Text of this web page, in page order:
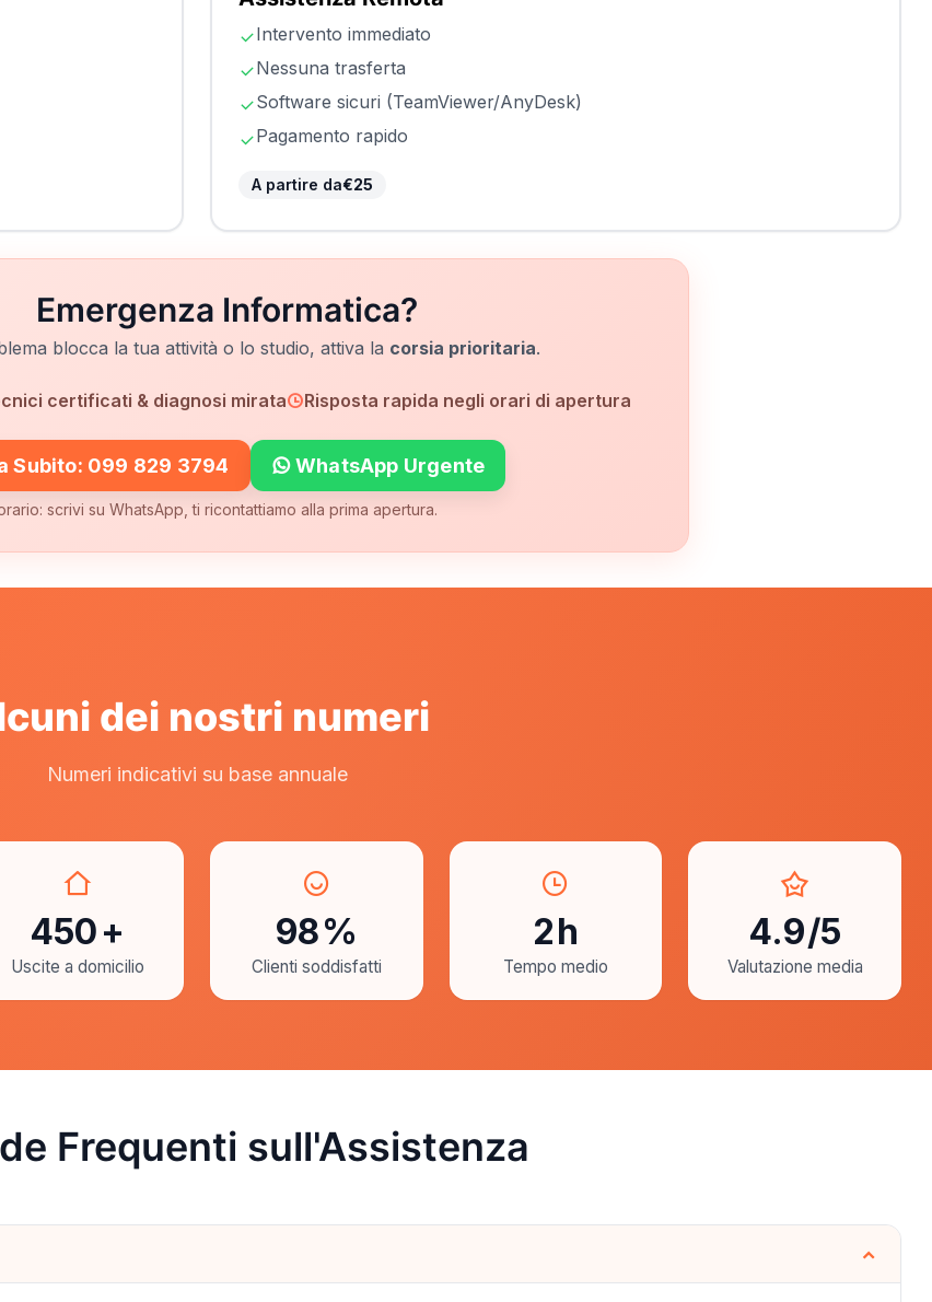
Intervento immediato
Nessuna trasferta
Software sicuri (TeamViewer/AnyDesk)
Pagamento rapido
A partire da€25
Emergenza Informatica?
blocca la tua attività o lo studio, attiva la corsia prioritaria.
certificati & diagnosi mirata Risposta rapida negli orari di apertura
Subito: 099 829 3794 WhatsApp Urgente
scrivi su WhatsApp, ti ricontattiamo alla prima apertura.
dei nostri numeri
Numeri indicativi su base annuale
450+
Uscite a domicilio
98%
Clienti soddisfatti
2h
Tempo medio
4.9/5
Valutazione media
Frequenti sull'Assistenza